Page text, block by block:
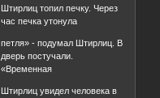
Штирлиц топил печку. Через
час печка утонула
петля» - подумал Штирлиц. В
дверь постучали.
«Временная
Штирлиц увидел человека в